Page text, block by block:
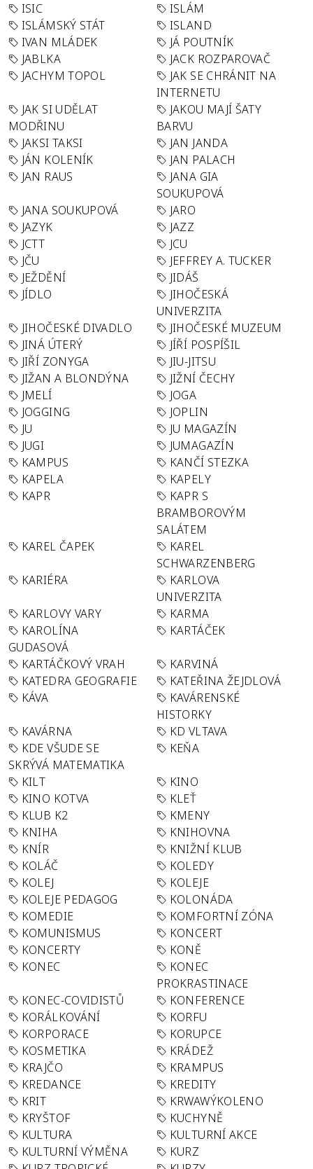
ISIC
ISLÁM
ISLÁMSKÝ STÁT
ISLAND
IVAN MLÁDEK
JÁ POUTNÍK
JABLKA
JACK ROZPAROVAČ
JACHYM TOPOL
JAK SE CHRÁNIT NA
INTERNETU
JAK SI UDĚLAT
MODŘINU
JAKOU MAJÍ ŠATY
BARVU
JAKSI TAKSI
JAN JANDA
JÁN KOLENÍK
JAN PALACH
JAN RAUS
JANA GIA
SOUKUPOVÁ
JANA SOUKUPOVÁ
JARO
JAZYK
JAZZ
JCTT
JCU
JČU
JEFFREY A. TUCKER
JEŽDĚNÍ
JIDÁŠ
JÍDLO
JIHOČESKÁ
UNIVERZITA
JIHOČESKÉ DIVADLO
JIHOČESKÉ MUZEUM
JINÁ ÚTERÝ
JÍŘÍ POSPÍŠIL
JIŘÍ ZONYGA
JIU-JITSU
JIŽAN A BLONDÝNA
JIŽNÍ ČECHY
JMELÍ
JOGA
JOGGING
JOPLIN
JU
JU MAGAZÍN
JUGI
JUMAGAZÍN
KAMPUS
KANČÍ STEZKA
KAPELA
KAPELY
KAPR
KAPR S
BRAMBOROVÝM
SALÁTEM
KAREL ČAPEK
KAREL
SCHWARZENBERG
KARIÉRA
KARLOVA
UNIVERZITA
KARLOVY VARY
KARMA
KAROLÍNA
GUDASOVÁ
KARTÁČEK
KARTÁČKOVÝ VRAH
KARVINÁ
KATEDRA GEOGRAFIE
KATEŘINA ŽEJDLOVÁ
KÁVA
KAVÁRENSKÉ
HISTORKY
KAVÁRNA
KD VLTAVA
KDE VŠUDE SE
SKRÝVÁ MATEMATIKA
KEŇA
KILT
KINO
KINO KOTVA
KLEŤ
KLUB K2
KMENY
KNIHA
KNIHOVNA
KNÍR
KNIŽNÍ KLUB
KOLÁČ
KOLEDY
KOLEJ
KOLEJE
KOLEJE PEDAGOG
KOLONÁDA
KOMEDIE
KOMFORTNÍ ZÓNA
KOMUNISMUS
KONCERT
KONCERTY
KONĚ
KONEC
KONEC
PROKRASTINACE
KONEC-COVIDISTŮ
KONFERENCE
KORÁLKOVÁNÍ
KORFU
KORPORACE
KORUPCE
KOSMETIKA
KRÁDEŽ
KRAJČO
KRAMPUS
KREDANCE
KREDITY
KRIT
KRWAWÝKOLENO
KRYŠTOF
KUCHYNĚ
KULTURA
KULTURNÍ AKCE
KULTURNÍ VÝMĚNA
KURZ